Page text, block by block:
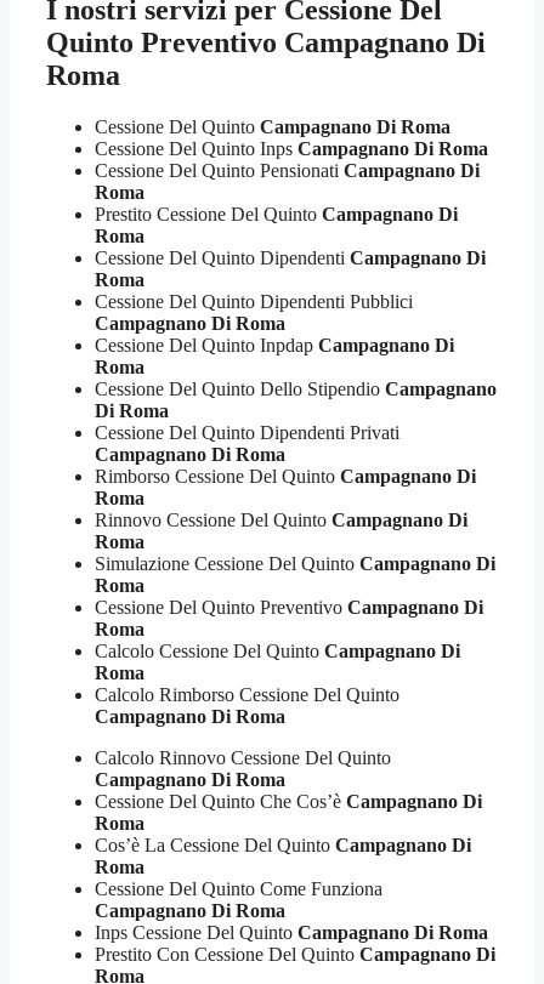
I nostri servizi per Cessione Del
Quinto Preventivo Campagnano Di
Roma
Cessione Del Quinto Campagnano Di Roma
Cessione Del Quinto Inps Campagnano Di Roma
Cessione Del Quinto Pensionati Campagnano Di
Roma
Prestito Cessione Del Quinto Campagnano Di
Roma
Cessione Del Quinto Dipendenti Campagnano Di
Roma
Cessione Del Quinto Dipendenti Pubblici
Campagnano Di Roma
Cessione Del Quinto Inpdap Campagnano Di
Roma
Cessione Del Quinto Dello Stipendio Campagnano
Di Roma
Cessione Del Quinto Dipendenti Privati
Campagnano Di Roma
Rimborso Cessione Del Quinto Campagnano Di
Roma
Rinnovo Cessione Del Quinto Campagnano Di
Roma
Simulazione Cessione Del Quinto Campagnano Di
Roma
Cessione Del Quinto Preventivo Campagnano Di
Roma
Calcolo Cessione Del Quinto Campagnano Di
Roma
Calcolo Rimborso Cessione Del Quinto
Campagnano Di Roma
Calcolo Rinnovo Cessione Del Quinto
Campagnano Di Roma
Cessione Del Quinto Che Cos’è Campagnano Di
Roma
Cos’è La Cessione Del Quinto Campagnano Di
Roma
Cessione Del Quinto Come Funziona
Campagnano Di Roma
Inps Cessione Del Quinto Campagnano Di Roma
Prestito Con Cessione Del Quinto Campagnano Di
Roma